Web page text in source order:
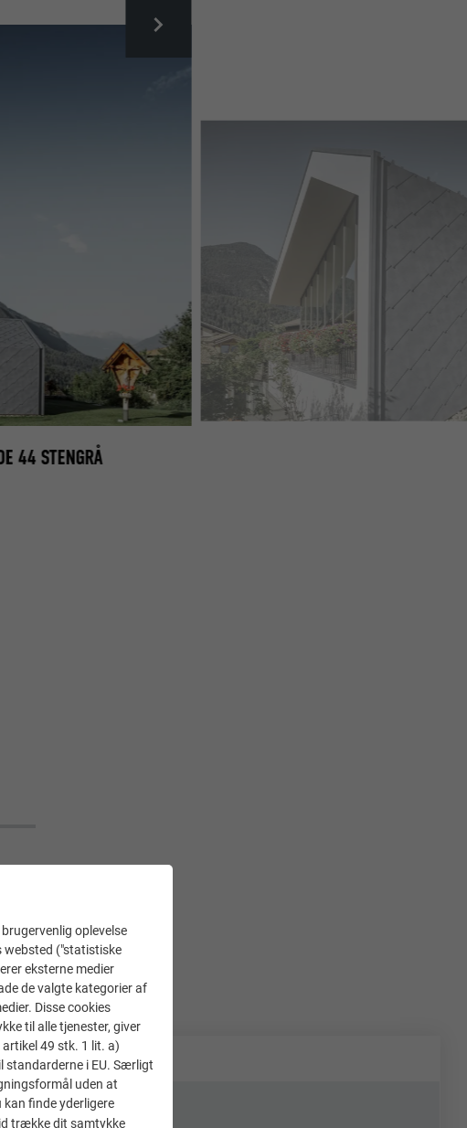
44 STENGRÅ
oplevelse
websted ("statistiske
eksterne medier
de valgte kategorier af
Disse cookies
til alle tjenester, giver
49 stk. 1 lit. a)
standarderne i EU. Særligt
uden at
finde yderligere
trække dit samtykke